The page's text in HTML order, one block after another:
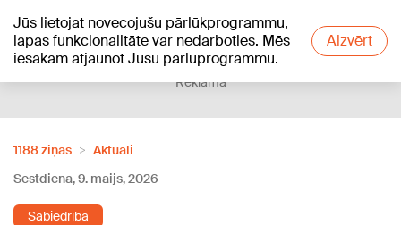
Jūs lietojat novecojušu pārlūkprogrammu,
lapas funkcionalitāte var nedarboties. Mēs
iesakām atjaunot Jūsu pārluprogrammu.
Aizvērt
+20°C
Reklāma
1188 ziņas
Aktuāli
Sestdiena, 9. maijs, 2026
Sabiedrība